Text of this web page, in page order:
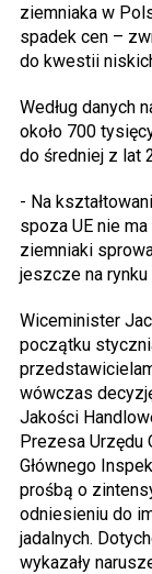
ziemniaka w
spadek cen –
do kwestii
Według danych
około 700
do średniej z lat
- Na
spoza UE nie
ziemniaki
jeszcze na
Wiceminister
początku
wówczas
Jakości
Prezesa Urzędu
Głównego
prośbą o
odniesieniu do
jadalnych.
wykazały